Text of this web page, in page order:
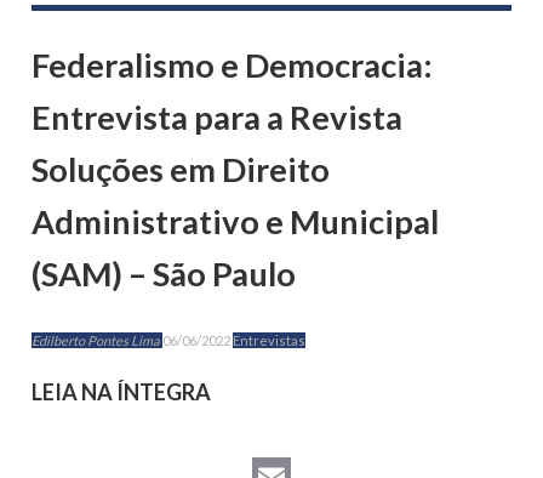
Federalismo e Democracia:
Entrevista para a Revista
Soluções em Direito
Administrativo e Municipal
(SAM) – São Paulo
Edilberto Pontes Lima 06/06/2022 Entrevistas
LEIA NA ÍNTEGRA